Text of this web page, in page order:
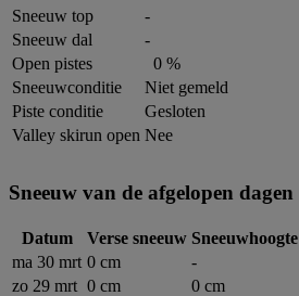
Sneeuw top
-
Sneeuw dal
-
Open pistes
0 %
Sneeuwconditie
Niet gemeld
Piste conditie
Gesloten
Valley skirun open Nee
Sneeuw van de afgelopen dagen
Datum Verse sneeuw Sneeuwhoogte
ma 30 mrt 0 cm -
zo 29 mrt 0 cm 0 cm